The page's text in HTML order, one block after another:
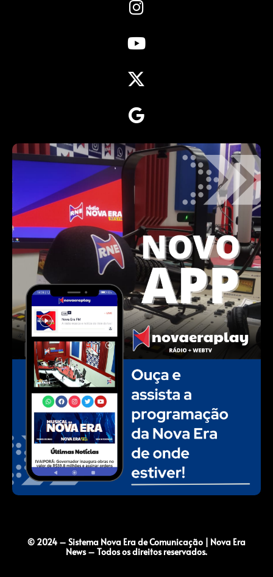
© 2024 – Sistema Nova Era de Comunicação | Nova Era
News – Todos os direitos reservados.